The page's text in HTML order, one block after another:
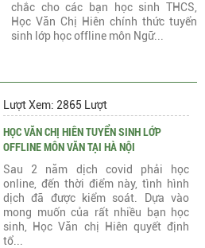
chắc cho các bạn học sinh THCS,
Học Văn Chị Hiên chính thức tuyển
sinh lớp học offline môn Ngữ...
Lượt Xem: 2865 Lượt
HỌC VĂN CHỊ HIÊN TUYỂN SINH LỚP
OFFLINE MÔN VĂN TẠI HÀ NỘI
Sau 2 năm dịch covid phải học
online, đến thời điểm này, tình hình
dịch đã được kiểm soát. Dựa vào
mong muốn của rất nhiều bạn học
sinh, Học Văn chị Hiên quyết định
tổ...